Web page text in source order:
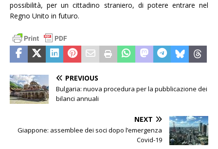
possibilità, per un cittadino straniero, di potere entrare nel
Regno Unito in futuro.
PREVIOUS
Bulgaria: nuova procedura per la pubblicazione dei
bilanci annuali
NEXT
Giappone: assemblee dei soci dopo l’emergenza
Covid-19